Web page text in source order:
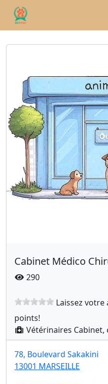
Cabinet Médico
290
Laissez votre
points!
Vétérinaires Cabinet,
78, Boulevard Sakakini
13001 MARSEILLE